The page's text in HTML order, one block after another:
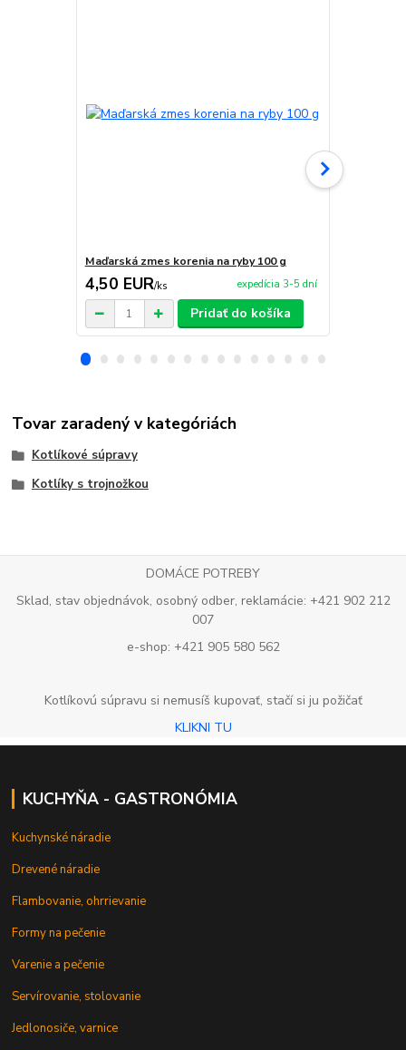
Maďarská zmes korenia na ryby 100 g
4,50 EUR/ks expedícia 3-5 dní
Pridať do košíka
Tovar zaradený v kategóriách
Kotlíkové súpravy
Kotlíky s trojnožkou
DOMÁCE POTREBY
Sklad, stav objednávok, osobný odber, reklamácie: +421 902 212
007
e-shop: +421 905 580 562
Kotlíkovú súpravu si nemusíš kupovať, stačí si ju požičať
KLIKNI TU
KUCHYŇA - GASTRONÓMIA
Kuchynské náradie
Drevené náradie
Flambovanie, ohrrievanie
Formy na pečenie
Varenie a pečenie
Servírovanie, stolovanie
Jedlonosiče, varnice